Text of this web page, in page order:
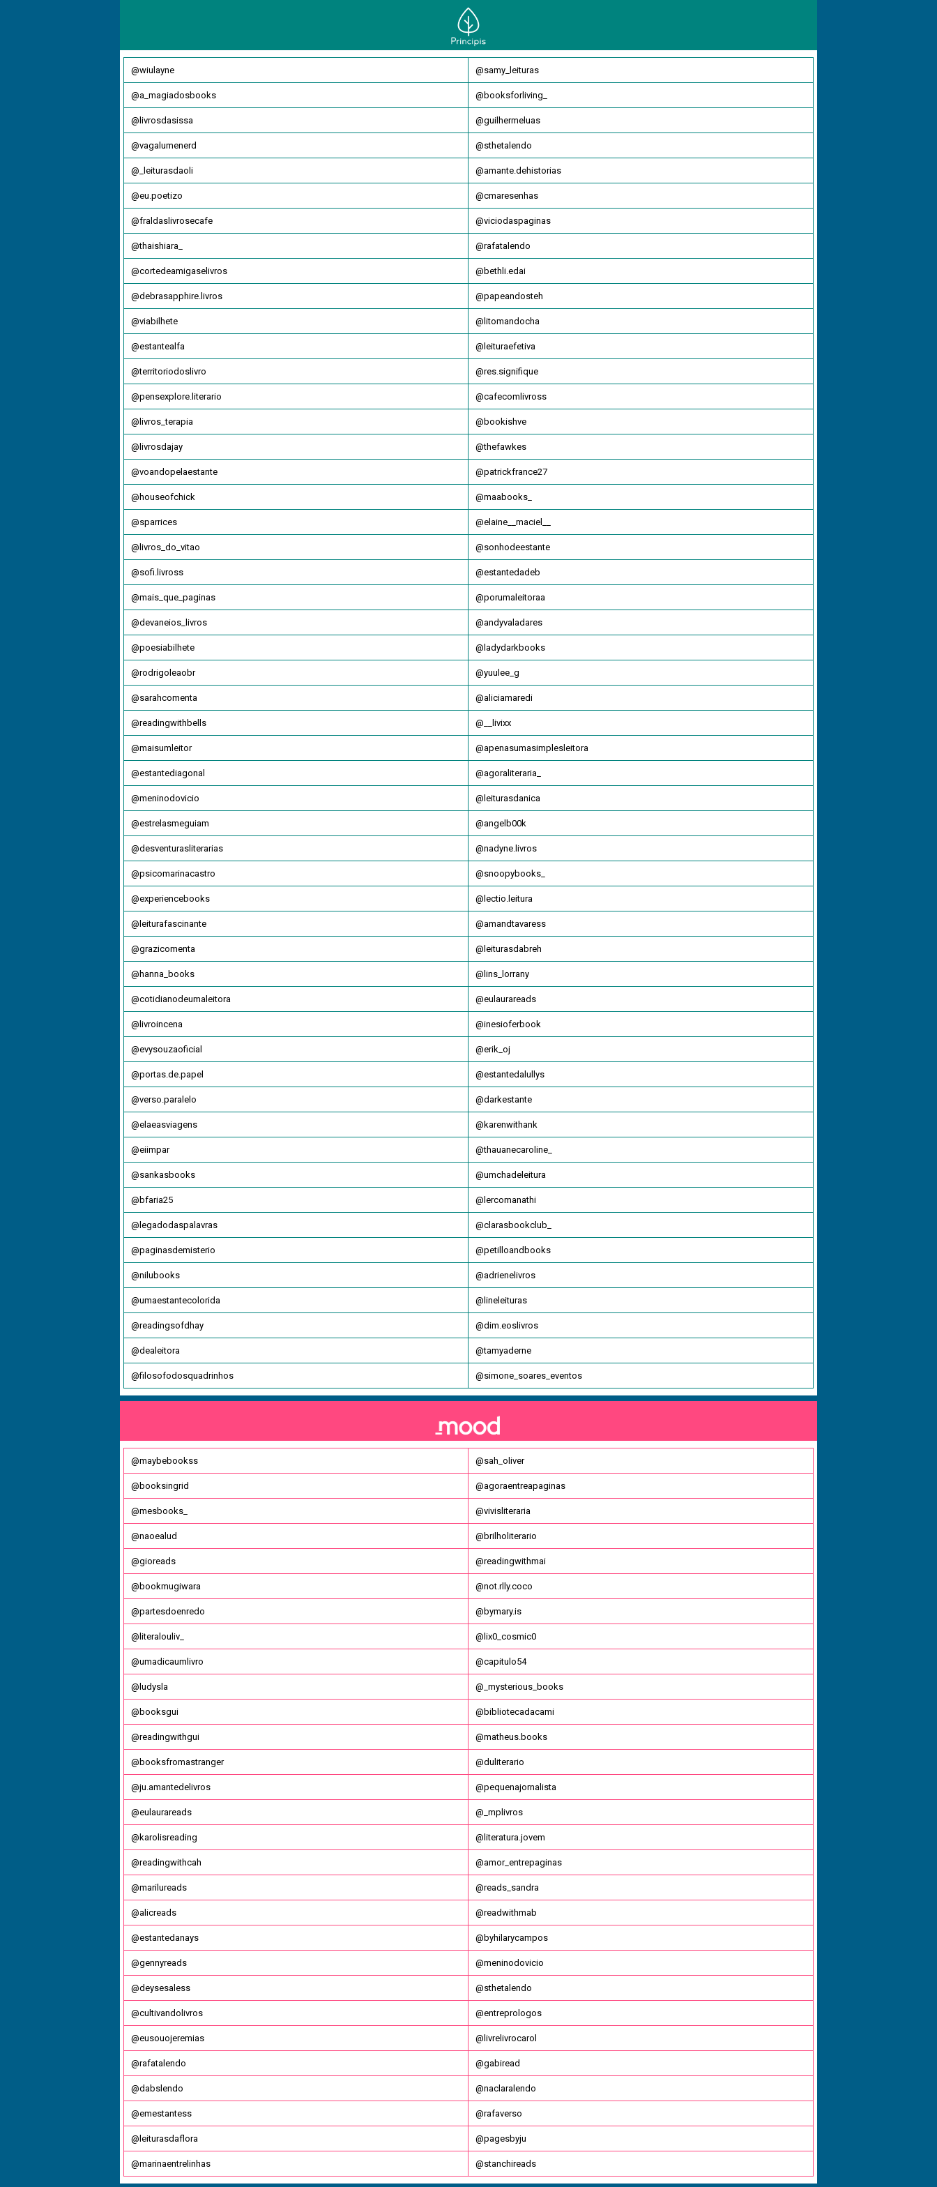
@wiulayne @samy_leituras
@a_magiadosbooks @booksforliving_
@livrosdasissa @guilhermeluas
@vagalumenerd @sthetalendo
@_leiturasdaoli @amante.dehistorias
@eu.poetizo @cmaresenhas
@fraldaslivrosecafe @viciodaspaginas
@thaishiara_ @rafatalendo
@cortedeamigaselivros @bethli.edai
@debrasapphire.livros @papeandosteh
@viabilhete @litomandocha
@estantealfa @leituraefetiva
@territoriodoslivro @res.signifique
@pensexplore.literario @cafecomlivross
@livros_terapia @bookishve
@livrosdajay @thefawkes
@voandopelaestante @patrickfrance27
@houseofchick @maabooks_
@sparrices @elaine__maciel__
@livros_do_vitao @sonhodeestante
@sofi.livross @estantedadeb
@mais_que_paginas @porumaleitoraa
@devaneios_livros @andyvaladares
@poesiabilhete @ladydarkbooks
@rodrigoleaobr @yuulee_g
@sarahcomenta @aliciamaredi
@readingwithbells @__livixx
@maisumleitor @apenasumasimplesleitora
@estantediagonal @agoraliteraria_
@meninodovicio @leiturasdanica
@estrelasmeguiam @angelb00k
@desventurasliterarias @nadyne.livros
@psicomarinacastro @snoopybooks_
@experiencebooks @lectio.leitura
@leiturafascinante @amandtavaress
@grazicomenta @leiturasdabreh
@hanna_books @lins_lorrany
@cotidianodeumaleitora @eulaurareads
@livroincena @inesioferbook
@evysouzaoficial @erik_oj
@portas.de.papel @estantedalullys
@verso.paralelo @darkestante
@elaeasviagens @karenwithank
@eiimpar @thauanecaroline_
@sankasbooks @umchadeleitura
@bfaria25 @lercomanathi
@legadodaspalavras @clarasbookclub_
@paginasdemisterio @petilloandbooks
@nilubooks @adrienelivros
@umaestantecolorida @lineleituras
@readingsofdhay @dim.eoslivros
@dealeitora @tamyaderne
@filosofodosquadrinhos @simone_soares_eventos
@maybebookss @sah_oliver
@booksingrid @agoraentreapaginas
@mesbooks_ @vivisliteraria
@naoealud @brilholiterario
@gioreads @readingwithmai
@bookmugiwara @not.rlly.coco
@partesdoenredo @bymary.is
@literalouliv_ @lix0_cosmic0
@umadicaumlivro @capitulo54
@ludysla @_mysterious_books
@booksgui @bibliotecadacami
@readingwithgui @matheus.books
@booksfromastranger @duliterario
@ju.amantedelivros @pequenajornalista
@eulaurareads @_mplivros
@karolisreading @literatura.jovem
@readingwithcah @amor_entrepaginas
@marilureads @reads_sandra
@alicreads @readwithmab
@estantedanays @byhilarycampos
@gennyreads @meninodovicio
@deysesaless @sthetalendo
@cultivandolivros @entreprologos
@eusouojeremias @livrelivrocarol
@rafatalendo @gabiread
@dabslendo @naclaralendo
@emestantess @rafaverso
@leiturasdaflora @pagesbyju
@marinaentrelinhas @stanchireads